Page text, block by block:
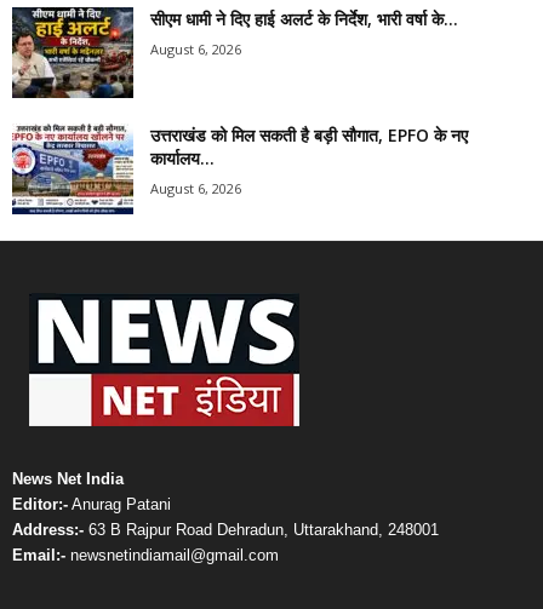
सीएम धामी ने दिए हाई अलर्ट के निर्देश, भारी वर्षा के...
August 6, 2026
उत्तराखंड को मिल सकती है बड़ी सौगात, EPFO के नए
कार्यालय...
August 6, 2026
News Net India
Editor:- Anurag Patani
Address:- 63 B Rajpur Road Dehradun, Uttarakhand, 248001
Email:- newsnetindiamail@gmail.com